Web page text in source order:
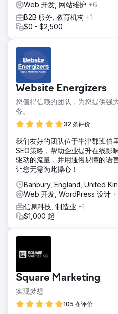
Web 开发, 网站维护 +6
B2B 服务, 教育机构 +1
$0 - $2,500
Website Energizers
您值得信赖的团队，为您提供强
务。
32 条评价
我们友好的团队位于牛津郡班伯
SEO策略，帮助企业提升在线影
驱动的流量，并用通俗易懂的语
让您无需为此操心！
Banbury, England, United
Web 开发, WordPress 设计
信息科技, 制造业 +1
$1,000 起
Square Marketing
实现梦想
105 条评价